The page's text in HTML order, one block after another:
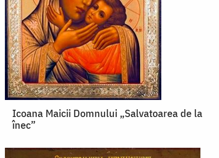
Icoana Maicii Domnului „Salvatoarea de la
înec”